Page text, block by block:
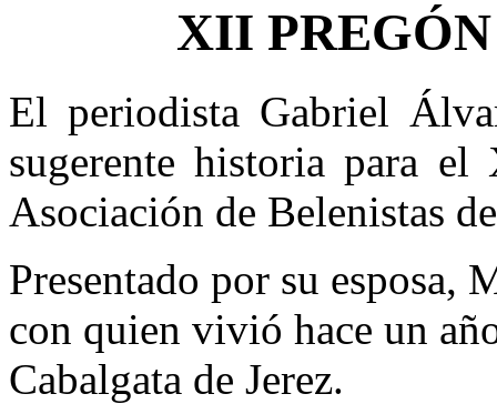
XII
El periodista Gabriel
sugerente historia para
Asociación de Belenistas
Presentado por su esposa,
con quien vivió hace un
Cabalgata de Jerez.